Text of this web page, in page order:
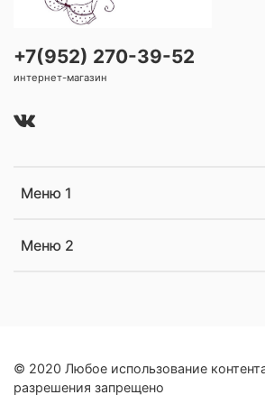
Меню 1
Меню 2
+7(952) 270-39-52
интернет-магазин
© 2020 Любое использование
разрешения запрещено